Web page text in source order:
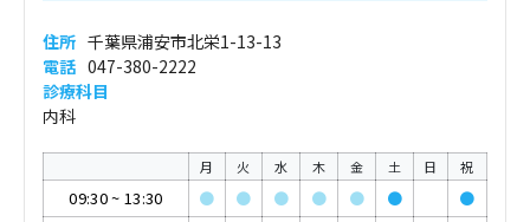
住所 千葉県浦安市北栄1-13-13
電話 047-380-2222
診療科目
内科
月 火 水 木 金 土 日 祝
09:30~ 13:30 ● ● ● ● ● ●
●